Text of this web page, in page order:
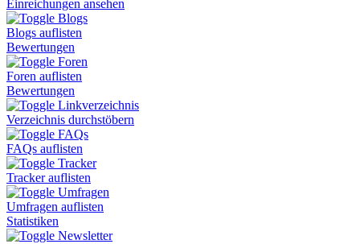
Einreichungen ansehen
Blogs
Blogs auflisten
Bewertungen
Foren
Foren auflisten
Bewertungen
Linkverzeichnis
Verzeichnis durchstöbern
FAQs
FAQs auflisten
Tracker
Tracker auflisten
Umfragen
Umfragen auflisten
Statistiken
Newsletter